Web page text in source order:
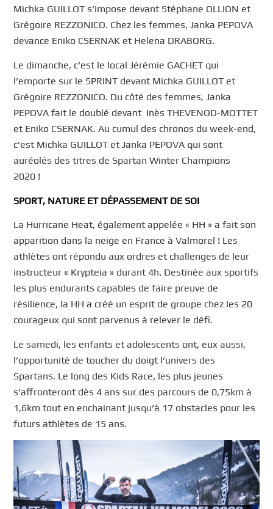
Michka GUILLOT s’impose devant Stéphane OLLION et
Grégoire REZZONICO. Chez les femmes, Janka PEPOVA
devance Eniko CSERNAK et Helena DRABORG.
Le dimanche, c’est le local Jérémie GACHET qui
l’emporte sur le SPRINT devant Michka GUILLOT et
Grégoire REZZONICO. Du côté des femmes, Janka
PEPOVA fait le doublé devant Inès THEVENOD-MOTTET
et Eniko CSERNAK. Au cumul des chronos du week-end,
c’est Michka GUILLOT et Janka PEPOVA qui sont
auréolés des titres de Spartan Winter Champions
2020 !
SPORT, NATURE ET DÉPASSEMENT DE SOI
La Hurricane Heat, également appelée « HH » a fait son
apparition dans la neige en France à Valmorel ! Les
athlètes ont répondu aux ordres et challenges de leur
instructeur « Krypteia » durant 4h. Destinée aux sportifs
les plus endurants capables de faire preuve de
résilience, la HH a créé un esprit de groupe chez les 20
courageux qui sont parvenus à relever le défi.
Le samedi, les enfants et adolescents ont, eux aussi,
l’opportunité de toucher du doigt l’univers des
Spartans. Le long des Kids Race, les plus jeunes
s’affronteront dès 4 ans sur des parcours de 0,75km à
1,6km tout en enchainant jusqu’à 17 obstacles pour les
futurs athlètes de 15 ans.